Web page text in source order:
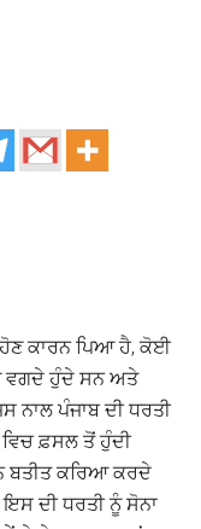
ਹੋਣ ਕਾਰਨ ਪਿਆ ਹੈ, ਕੋਈ
ਵਗਦੇ ਹੁੰਦੇ ਸਨ ਅਤੇ
ਨਾਲ ਪੰਜਾਬ ਦੀ ਧਰਤੀ
ਫ਼ਸਲ ਤੋਂ ਹੁੰਦੀ
ਬਤੀਤ ਕਰਿਆ ਕਰਦੇ
ਇਸ ਦੀ ਧਰਤੀ ਨੂੰ ਸੋਨਾ